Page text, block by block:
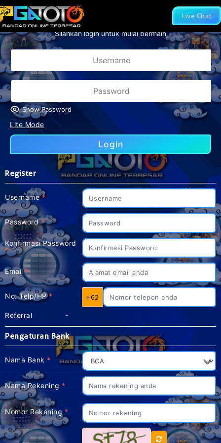
Live Chat
TERBESAR DAN RESMI DI DI INDONESIA
Silahkan login untuk mulai bermain
Show Password
Lite Mode
Login
Register
Username*
Password*
Konfirmasi Password
*
Email*
No. Telp/HP* +62
Referral -
Pengaturan Bank
Nama Bank *
Nama Rekening *
Nomor Rekening *